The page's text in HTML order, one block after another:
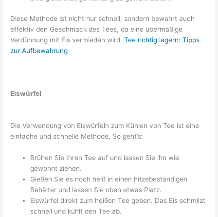
Diese Methode ist nicht nur schnell, sondern bewahrt auch
effektiv den Geschmack des Tees, da eine übermäßige
Verdünnung mit Eis vermieden wird.Tee richtig lagern: Tipps
zur Aufbewahrung
Eiswürfel
Die Verwendung von Eiswürfeln zum Kühlen von Tee ist eine
einfache und schnelle Methode. So geht’s:
Brühen Sie Ihren Tee auf und lassen Sie ihn wie
gewohnt ziehen.
Gießen Sie es noch heiß in einen hitzebeständigen
Behälter und lassen Sie oben etwas Platz.
Eiswürfel direkt zum heißen Tee geben. Das Eis schmilzt
schnell und kühlt den Tee ab.